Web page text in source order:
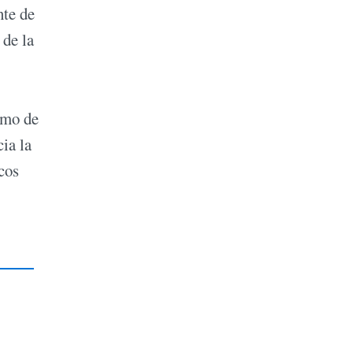
de
la
de
la